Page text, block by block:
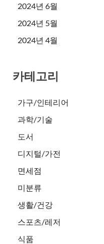
2024년 6월
2024년 5월
2024년 4월
카테고리
가구/인테리어
과학/기술
도서
디지털/가전
면세점
미분류
생활/건강
스포츠/레저
식품